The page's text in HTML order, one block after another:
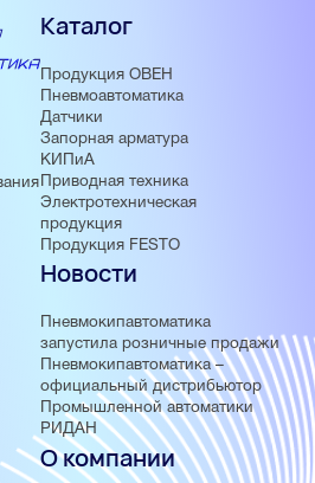
Каталог
Продукция ОВЕН
Пневмоавтоматика
Датчики
Запорная арматура
КИПиА
Приводная техника
Электротехническая
продукция
Продукция FESTO
Новости
Пневмокипавтоматика
запустила розничные продажи
Пневмокипавтоматика –
официальный дистрибьютор
Промышленной автоматики
РИДАН
О компании